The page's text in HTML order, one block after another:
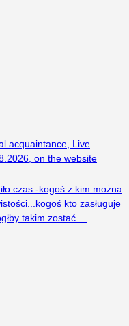
acquaintance Live
on the website
czas -kogoś z kim można
kto zasługuje
takim zostać....